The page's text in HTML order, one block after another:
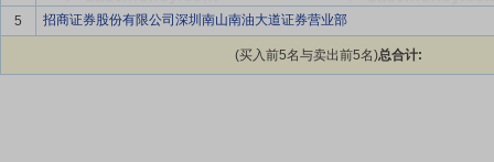
5
招商证券股份有限公司深圳南山南油大道证券营业部
(买入前5名与卖出前5名)总合计: